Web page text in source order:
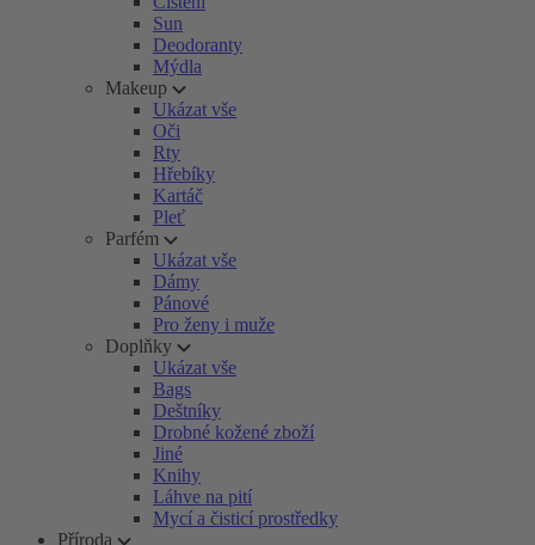
Sun
Deodoranty
Mýdla
Makeup
Ukázat vše
Oči
Rty
Hřebíky
Kartáč
Pleť
Parfém
Ukázat vše
Dámy
Pánové
Pro ženy i muže
Doplňky
Ukázat vše
Bags
Deštníky
Drobné kožené zboží
Jiné
Knihy
Láhve na pití
Mycí a čisticí prostředky
Příroda